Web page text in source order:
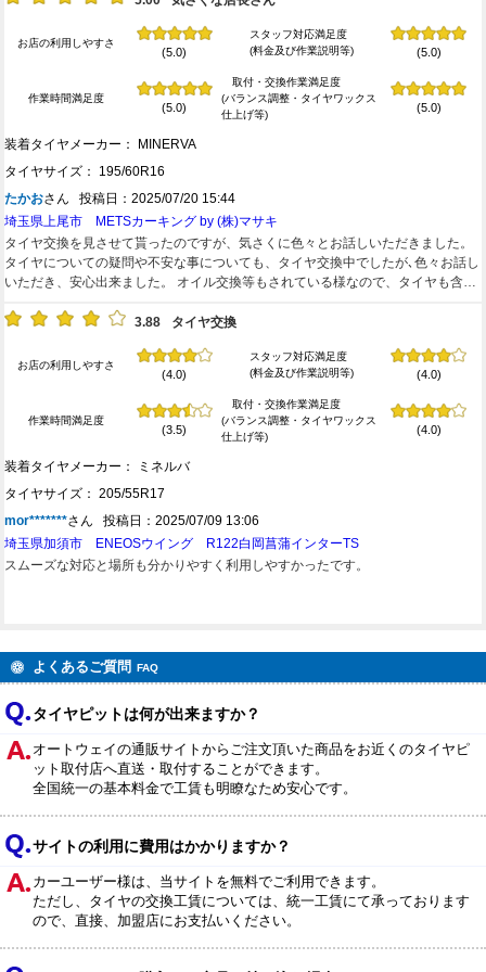
お店の利用しやすさ
(5.0)
スタッフ対応満足度
(料金及び作業説明等)
(5.0)
作業時間満足度
(5.0)
取付・交換作業満足度
(バランス調整・タイヤワックス
仕上げ等)
(5.0)
装着タイヤメーカー： MINERVA
タイヤサイズ： 195/60R16
たかおさん 投稿日：2025/07/20 15:44
埼玉県上尾市 METSカーキング by (株)マサキ
タイヤ交換を見させて貰ったのですが、気さくに色々とお話しいただきました。
タイヤについての疑問や不安な事についても、タイヤ交換中でしたが､色々お話し
いただき、安心出来ました。 オイル交換等もされている様なので、タイヤも含め
3.88
タイヤ交換
お店の利用しやすさ
(4.0)
スタッフ対応満足度
(料金及び作業説明等)
(4.0)
作業時間満足度
(3.5)
取付・交換作業満足度
(バランス調整・タイヤワックス
仕上げ等)
(4.0)
装着タイヤメーカー： ミネルバ
タイヤサイズ： 205/55R17
mor*******さん 投稿日：2025/07/09 13:06
埼玉県加須市 ENEOSウイング R122白岡菖蒲インターTS
スムーズな対応と場所も分かりやすく利用しやすかったです。
よくあるご質問 FAQ
タイヤピットは何が出来ますか？
オートウェイの通販サイトからご注文頂いた商品をお近くのタイヤピ
ット取付店へ直送・取付することができます。
全国統一の基本料金で工賃も明瞭なため安心です。
サイトの利用に費用はかかりますか？
カーユーザー様は、当サイトを無料でご利用できます。
ただし、タイヤの交換工賃については、統一工賃にて承っております
ので、直接、加盟店にお支払いください。